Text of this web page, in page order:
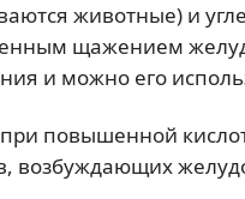
животные) и
щажением
и можно его
при повышенной
возбуждающих